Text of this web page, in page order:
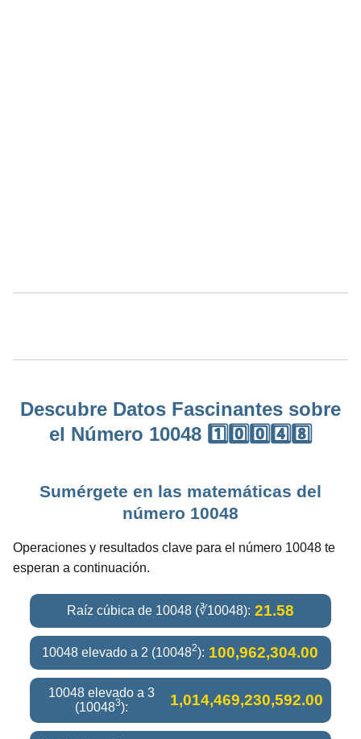
Descubre Datos Fascinantes sobre
el Número 10048 1️⃣0️⃣0️⃣4️⃣8️⃣
Sumérgete en las matemáticas del
número 10048
Operaciones y resultados clave para el número 10048 te
esperan a continuación.
Raíz cúbica de 10048 (∛10048): 21.58
10048 elevado a 2 (100482): 100,962,304.00
10048 elevado a 3
(100483): 1,014,469,230,592.00